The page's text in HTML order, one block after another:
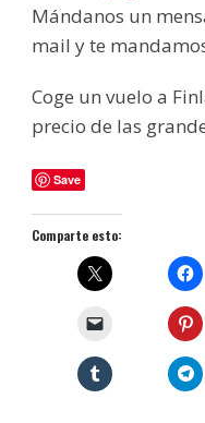
Mándanos un
mail y te
Coge un vuelo a
precio de las
Save
Comparte esto: